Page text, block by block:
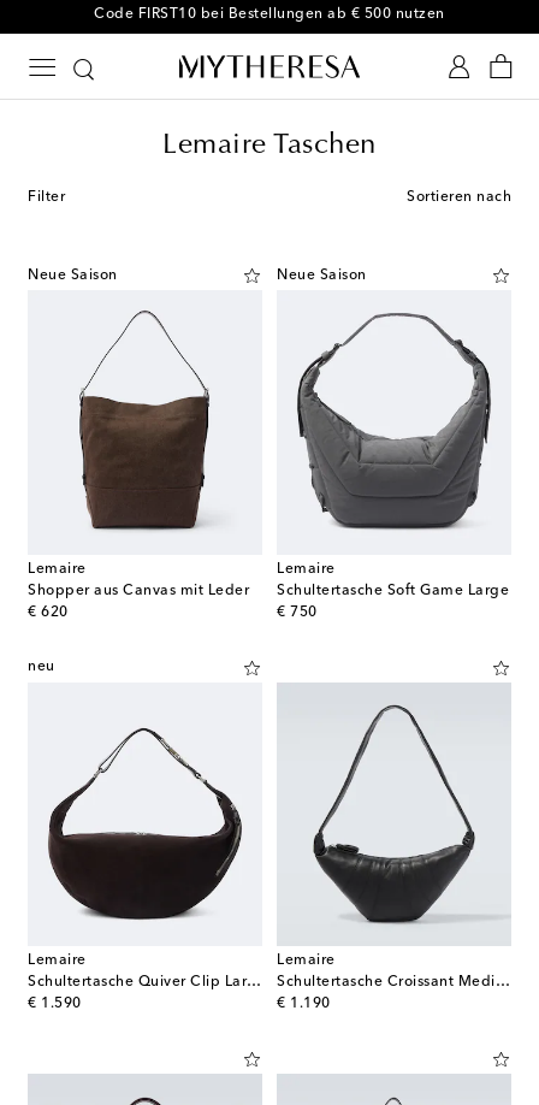
-10 % bei Ihrer ersten Bestellung auf ausgewählte Styles
Lemaire Taschen
Filter Sortieren nach
Neue Saison
Lemaire
Shopper aus Canvas mit Leder
€ 620
original price
Neue Saison
Lemaire
Schultertasche Soft Game Large
€ 750
original price
neu
Lemaire
Schultertasche Quiver Clip Large aus Veloursleder
€ 1.590
original price
Lemaire
Schultertasche Croissant Medium aus Leder
€ 1.190
original price